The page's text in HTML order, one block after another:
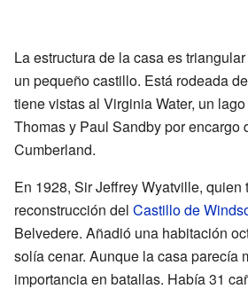
La estructura de la casa es
un pequeño castillo. Está rodeada
tiene vistas al Virginia Water, un
Thomas y Paul Sandby por encargo
Cumberland.
En 1928, Sir Jeffrey Wyatville,
reconstrucción del Castillo de
Belvedere. Añadió una habitación
solía cenar. Aunque la casa parecía
importancia en batallas. Había 31